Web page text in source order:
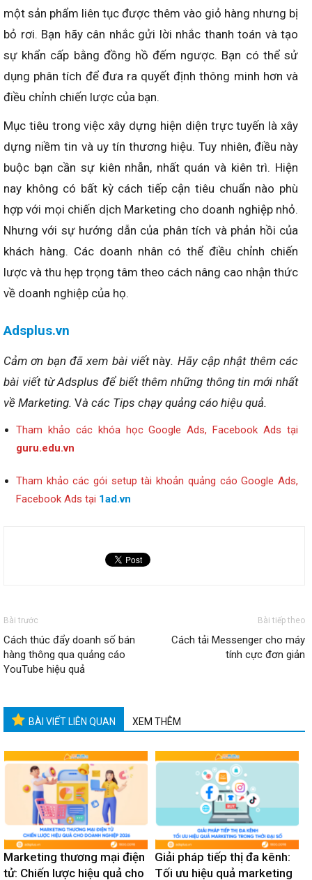
một sản phẩm liên tục được thêm vào giỏ hàng nhưng bị
bỏ rơi. Bạn hãy cân nhắc gửi lời nhắc thanh toán và tạo
sự khẩn cấp bằng đồng hồ đếm ngược. Bạn có thể sử
dụng phân tích để đưa ra quyết định thông minh hơn và
điều chỉnh chiến lược của bạn.
Mục tiêu trong việc xây dựng hiện diện trực tuyến là xây
dựng niềm tin và uy tín thương hiệu. Tuy nhiên, điều này
buộc bạn cần sự kiên nhẫn, nhất quán và kiên trì. Hiện
nay không có bất kỳ cách tiếp cận tiêu chuẩn nào phù
hợp với mọi chiến dịch Marketing cho doanh nghiệp nhỏ.
Nhưng với sự hướng dẫn của phân tích và phản hồi của
khách hàng. Các doanh nhân có thể điều chỉnh chiến
lược và thu hẹp trọng tâm theo cách nâng cao nhận thức
về doanh nghiệp của họ.
Adsplus.vn
Cảm ơn bạn đã xem bài viết này. Hãy cập nhật thêm các
bài viết từ Adsplus để biết thêm những thông tin mới nhất
về Marketing. Và các Tips chạy quảng cáo hiệu quả.
Tham khảo các khóa học Google Ads, Facebook Ads tại
guru.edu.vn
Tham khảo các gói setup tài khoản quảng cáo Google Ads,
Facebook Ads tại 1ad.vn
Bài trước
Cách thúc đẩy doanh số bán
hàng thông qua quảng cáo
YouTube hiệu quả
Bài tiếp theo
Cách tải Messenger cho máy
tính cực đơn giản
BÀI VIẾT LIÊN QUAN XEM THÊM
Marketing thương mại điện
tử: Chiến lược hiệu quả cho
Giải pháp tiếp thị đa kênh:
Tối ưu hiệu quả marketing